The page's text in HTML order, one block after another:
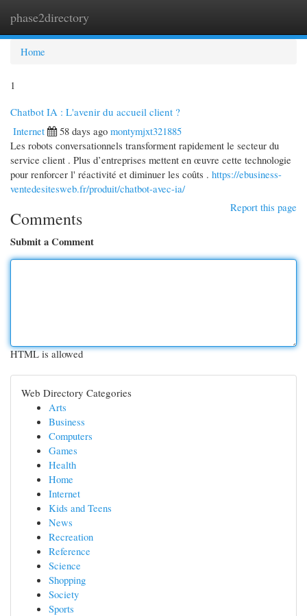
phase2directory
Home
1
Chatbot IA : L'avenir du accueil client ?
Internet
58 days ago montymjxt321885
Les robots conversationnels transforment rapidement le secteur du
service client . Plus d’entreprises mettent en œuvre cette technologie
pour renforcer l' réactivité et diminuer les coûts . https://ebusiness-
ventedesitesweb.fr/produit/chatbot-avec-ia/
Report this page
Comments
Submit a Comment
HTML is allowed
Web Directory Categories
Arts
Business
Computers
Games
Health
Home
Internet
Kids and Teens
News
Recreation
Reference
Science
Shopping
Society
Sports